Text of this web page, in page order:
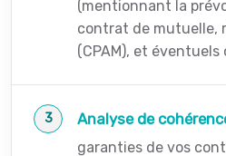
(mentionnant la
contrat de mutuelle,
(CPAM), et
Analyse de
garanties de vos